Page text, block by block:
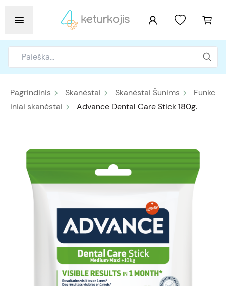
Pagrindinis Skanėstai Skanėstai Šunims
Funkc
iniai skanėstai
Advance Dental Care Stick 180g.